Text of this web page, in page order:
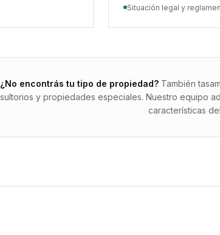
Situación legal y
¿No encontrás tu tipo de propiedad? También
y propiedades especiales. Nuestro equipo
características